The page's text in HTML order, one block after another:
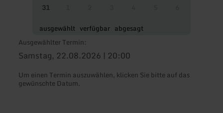
31
ausgewählt verfügbar abgesagt
Ausgewählter Termin:
Samstag, 22.08.2026 | 20:00
Um einen Termin auszuwählen, klicken Sie bitte auf das
gewünschte Datum.